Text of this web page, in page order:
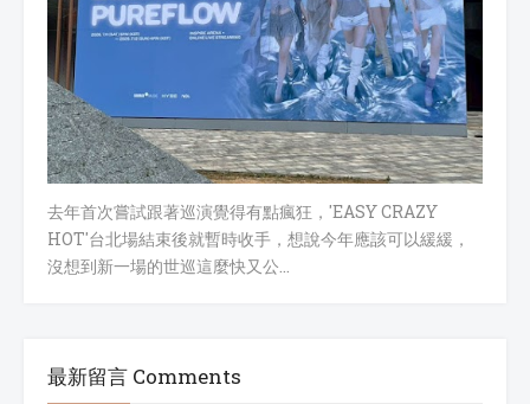
去年首次嘗試跟著巡演覺得有點瘋狂，'EASY CRAZY
HOT'台北場結束後就暫時收手，想說今年應該可以緩緩，
沒想到新一場的世巡這麼快又公…
最新留言 Comments